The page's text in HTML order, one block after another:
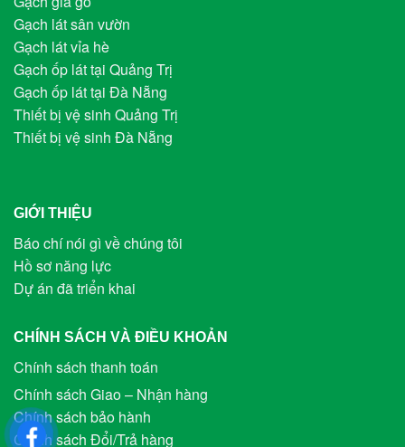
Gạch lát sân vườn
Gạch lát vỉa hè
Gạch ốp lát tại Quảng Trị
Gạch ốp lát tại Đà Nẵng
Thiết bị vệ sinh Quảng Trị
Thiết bị vệ sinh Đà Nẵng
GIỚI THIỆU
Báo chí nói gì về chúng tôi
Hồ sơ năng lực
Dự án đã triển khai
CHÍNH SÁCH VÀ ĐIỀU KHOẢN
Chính sách thanh toán
Chính sách Giao – Nhận hàng
Chính sách bảo hành
Chính sách Đổi/Trả hàng